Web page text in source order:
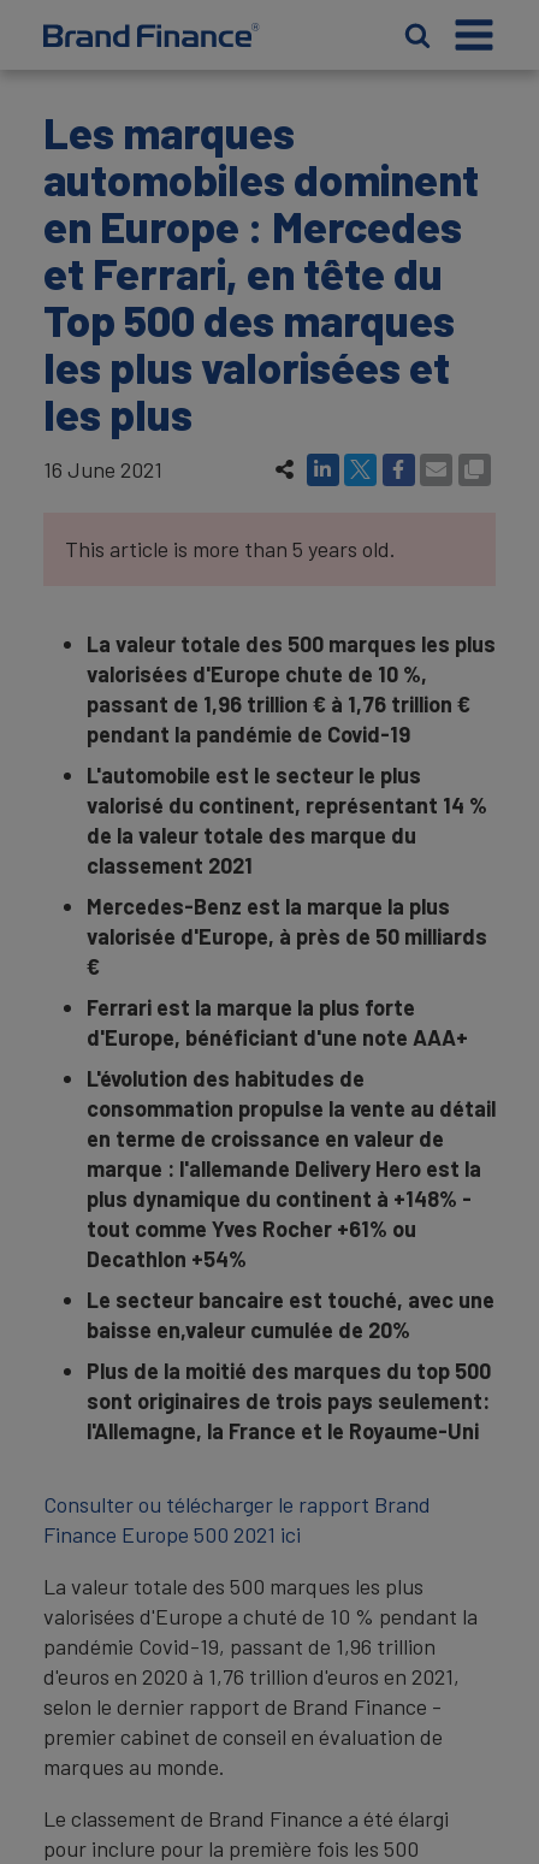
Les marques
automobiles dominent
en Europe : Mercedes
et Ferrari, en tête du
Top 500 des marques
les plus valorisées et
les plus
16 June 2021
This article is more than 5 years old.
La valeur totale des 500 marques les plus
valorisées d'Europe chute de 10 %,
passant de 1,96 trillion € à 1,76 trillion €
pendant la pandémie de Covid-19
L'automobile est le secteur le plus
valorisé du continent, représentant 14 %
de la valeur totale des marque du
classement 2021
Mercedes-Benz est la marque la plus
valorisée d'Europe, à près de 50 milliards
€
Ferrari est la marque la plus forte
d'Europe, bénéficiant d'une note AAA+
L'évolution des habitudes de
consommation propulse la vente au détail
en terme de croissance en valeur de
marque : l'allemande Delivery Hero est la
plus dynamique du continent à +148% -
tout comme Yves Rocher +61% ou
Decathlon +54%
Le secteur bancaire est touché, avec une
baisse en,valeur cumulée de 20%
Plus de la moitié des marques du top 500
sont originaires de trois pays seulement:
l'Allemagne, la France et le Royaume-Uni
Consulter ou télécharger le rapport Brand
Finance Europe 500 2021 ici
La valeur totale des 500 marques les plus
valorisées d'Europe a chuté de 10 % pendant la
pandémie Covid-19, passant de 1,96 trillion
d'euros en 2020 à 1,76 trillion d'euros en 2021,
selon le dernier rapport de Brand Finance -
premier cabinet de conseil en évaluation de
marques au monde.
Le classement de Brand Finance a été élargi
pour inclure pour la première fois les 500